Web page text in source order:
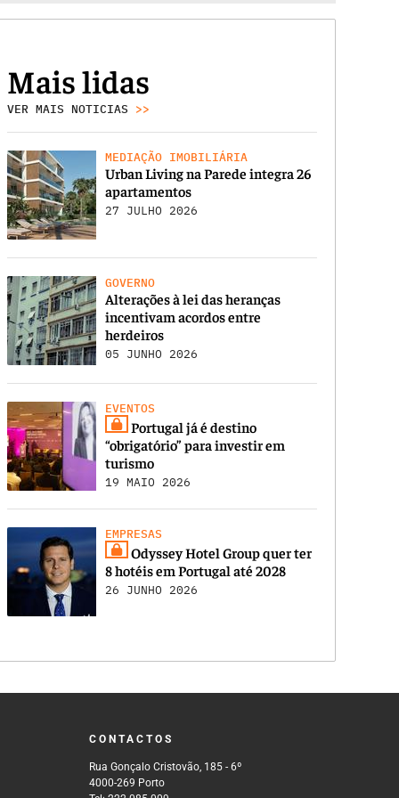
Mais lidas
VER MAIS NOTICIAS >>
MEDIAÇÃO IMOBILIÁRIA
Urban Living na Parede integra 26
apartamentos
27 JULHO 2026
GOVERNO
Alterações à lei das heranças
incentivam acordos entre
herdeiros
05 JUNHO 2026
EVENTOS
Portugal já é destino
“obrigatório” para investir em
turismo
19 MAIO 2026
EMPRESAS
Odyssey Hotel Group quer ter
8 hotéis em Portugal até 2028
26 JUNHO 2026
CONTACTOS
Rua Gonçalo Cristovão, 185 - 6º
4000-269 Porto